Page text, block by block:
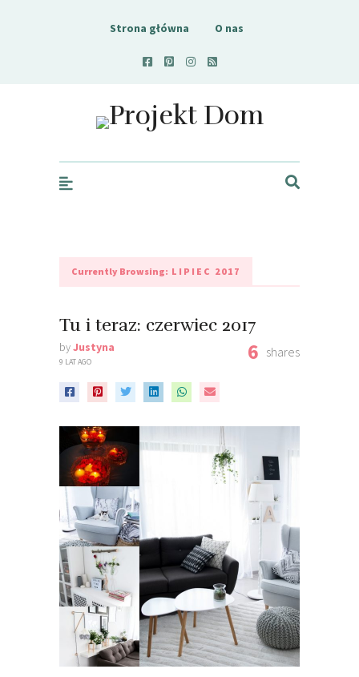
Strona główna O nas
Projekt Dom
Currently Browsing: LIPIEC 2017
Tu i teraz: czerwiec 2017
byJustyna
9 LAT AGO 6 shares